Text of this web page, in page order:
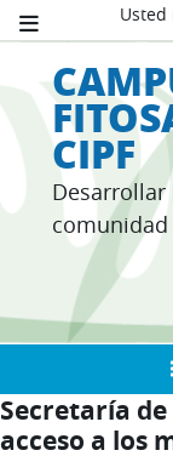
Usted
CIPF
Desarrollar
Secretaría de
acceso a los